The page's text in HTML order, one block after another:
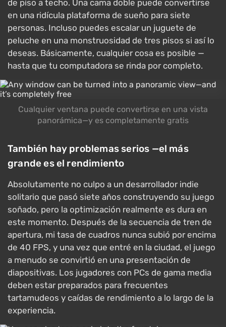
de piso a techo. Una cama doble puede convertirse
en una ridícula plataforma de sueño para siete
personas. Incluso puedes escalar un juguete de
peluche en una monstruosidad de tres pisos si así lo
deseas. Básicamente, cualquier cosa es posible —
hasta que tu computadora se rinda por completo.
Cualquier ventana puede convertirse en una vista
panorámica—y es completamente gratis
También hay problemas serios —el más
grande es el rendimiento
Absolutamente no culpo a un desarrollador indie
solitario que pasó siete años construyendo su juego
soñado, pero la optimización realmente es dura en
este momento. Después de la secuencia de tren de
apertura, mi tasa de cuadros nunca subió por encima
de 40 FPS, y una vez que entré en la ciudad, el juego
a menudo se convirtió en una presentación de
diapositivas. Los jugadores con PCs de gama media
deben estar preparados para frecuentes
tartamudeos y caídas de rendimiento a lo largo de la
experiencia.